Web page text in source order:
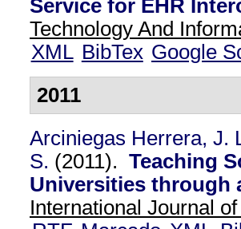
Service for EHR
Technology And
XML BibTex Google
2011
Arciniegas Herrera, J.
S. (2011). Teaching
Universities through
International Journal